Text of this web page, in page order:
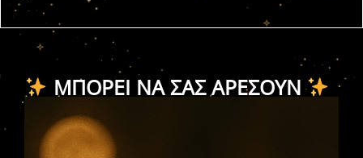
ΜΠΟΡΕΊ ΝΑ ΣΑΣ ΑΡΈΣΟΥΝ